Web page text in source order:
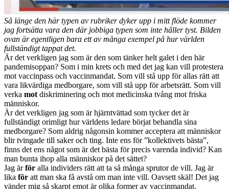
Så länge den här typen av rubriker dyker upp i mitt flöde kommer
jag fortsätta vara den där jobbiga typen som inte håller tyst. Bilden
ovan är egentligen bara ett av många exempel på hur världen
fullständigt tappat det.
Är det verkligen jag som är den som tänker helt galet i den här
pandemisoppan? Som i min krets och med det jag kan vill protestera
mot vaccinpass och vaccinmandat. Som vill stå upp för allas rätt att
vara likvärdiga medborgare, som vill stå upp för arbetsrätt. Som vill
verka mot diskriminering och mot medicinska tvång mot friska
människor.
Är det verkligen jag som är hjärntvättad som tycker det är
fullständigt orimligt hur världens ledare börjat behandla sina
medborgare? Som aldrig någonsin kommer acceptera att människor
blir tvingade till saker och ting. Inte ens för ”kollektivets bästa”,
finns det ens något som är det bästa för precis varenda individ? Kan
man bunta ihop alla människor på det sättet?
Jag ärför alla individers rätt att ta så många sprutor de vill. Jag är
lika för att man ska få avstå om man inte vill. Oavsett skäl! Det jag
vänder mig så skarpt emot är olika former av vaccinmandat.